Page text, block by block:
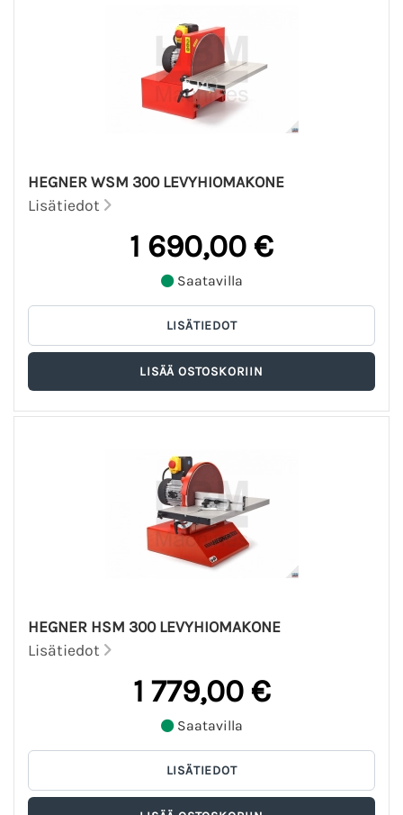
HEGNER WSM 300 LEVYHIOMAKONE
Lisätiedot
1 690,00 €
Saatavilla
HEGNER HSM 300 LEVYHIOMAKONE
Lisätiedot
1 779,00 €
Saatavilla